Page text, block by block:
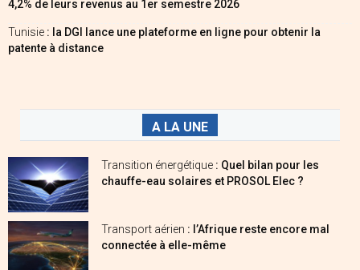
4,2% de leurs revenus au 1er semestre 2026
Tunisie : la DGI lance une plateforme en ligne pour obtenir la
patente à distance
A LA UNE
Transition énergétique : Quel bilan pour les
chauffe-eau solaires et PROSOL Elec ?
Transport aérien : l’Afrique reste encore mal
connectée à elle-même